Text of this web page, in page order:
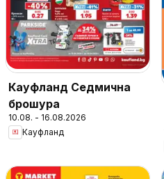
Кауфланд Седмична
брошура
10.08. - 16.08.2026
Кауфланд